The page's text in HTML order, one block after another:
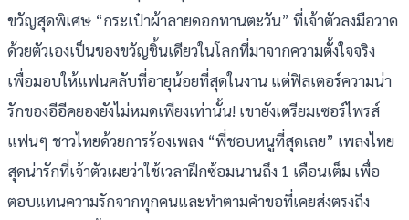
ขวัญสุดพิเศษ “กระเป๋าผ้าลายดอกทานตะวัน” ที่เจ้าตัวลงมือวาด
ด้วยตัวเองเป็นของขวัญชิ้นเดียวในโลกที่มาจากความตั้งใจจริง
เพื่อมอบให้แฟนคลับที่อายุน้อยที่สุดในงาน แต่ฟิลเตอร์ความน่า
รักของอีอีคยองยังไม่หมดเพียงเท่านั้น! เขายังเตรียมเซอร์ไพรส์
แฟนๆ ชาวไทยด้วยการร้องเพลง “พี่ชอบหนูที่สุดเลย” เพลงไทย
สุดน่ารักที่เจ้าตัวเผยว่าใช้เวลาฝึกซ้อมนานถึง 1 เดือนเต็ม เพื่อ
ตอบแทนความรักจากทุกคนและทำตามคำขอที่เคยส่งตรงถึง